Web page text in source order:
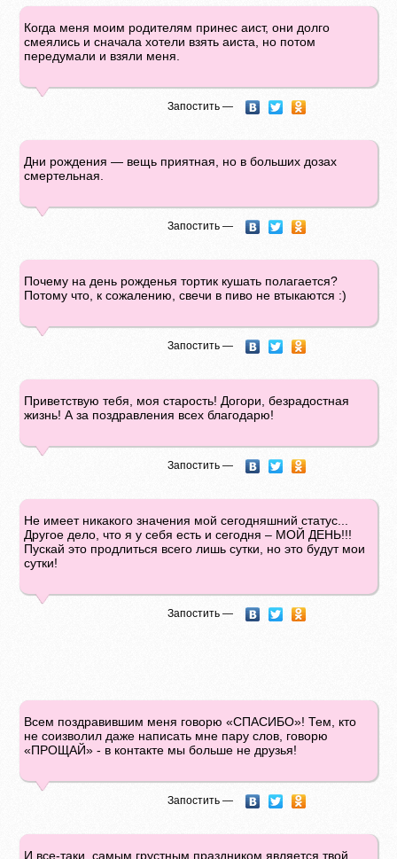
Когда меня моим родителям принес аист, они долго
смеялись и сначала хотели взять аиста, но потом
передумали и взяли меня.
Запостить —
Дни рождения — вещь приятная, но в больших дозах
смертельная.
Запостить —
Почему на день рожденья тортик кушать полагается?
Потому что, к сожалению, свечи в пиво не втыкаются :)
Запостить —
Приветствую тебя, моя старость! Догори, безрадостная
жизнь! А за поздравления всех благодарю!
Запостить —
Не имеет никакого значения мой сегодняшний статус...
Другое дело, что я у себя есть и сегодня – МОЙ ДЕНЬ!!!
Пускай это продлиться всего лишь сутки, но это будут мои
сутки!
Запостить —
Всем поздравившим меня говорю «СПАСИБО»! Тем, кто
не соизволил даже написать мне пару слов, говорю
«ПРОЩАЙ» - в контакте мы больше не друзья!
Запостить —
И все-таки, самым грустным праздником является твой